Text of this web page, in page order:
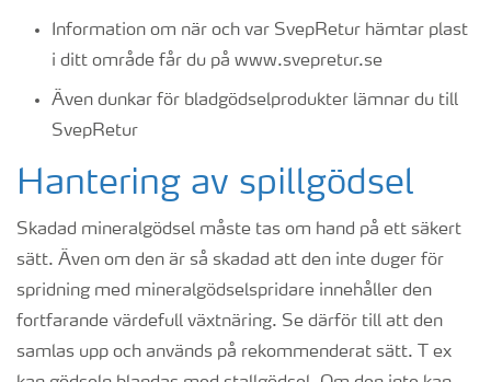
Information om när och var SvepRetur hämtar plast
i ditt område får du på www.svepretur.se
Även dunkar för bladgödselprodukter lämnar du till
SvepRetur
Hantering av spillgödsel
Skadad mineralgödsel måste tas om hand på ett säkert
sätt. Även om den är så skadad att den inte duger för
spridning med mineralgödselspridare innehåller den
fortfarande värdefull växtnäring. Se därför till att den
samlas upp och används på rekommenderat sätt. T ex